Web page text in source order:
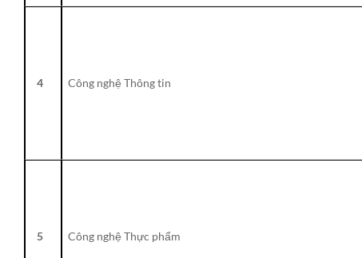
4 Công nghệ Thông tin
5 Công nghệ Thực phẩm